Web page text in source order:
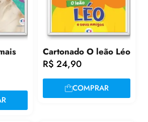
Cartonado O leão Léo
R$ 24,90
COMPRAR